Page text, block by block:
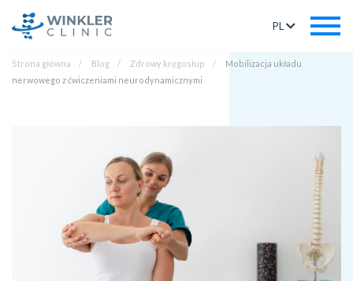
PL
Strona główna Blog Zdrowy kręgosłup
Mobilizacja układu
nerwowego z ćwiczeniami neurodynamicznymi